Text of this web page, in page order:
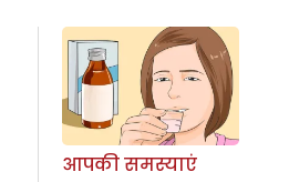
आपकी समस्याएं